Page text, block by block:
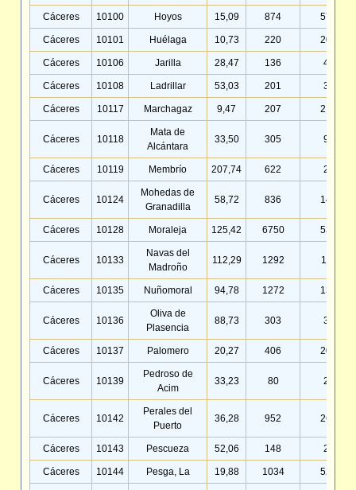
Cáceres 10100 Hoyos 15,09 874 57,90
Cáceres 10101 Huélaga 10,73 220 20,50
Cáceres 10106 Jarilla 28,47 136 4,78
Cáceres 10108 Ladrillar 53,03 201 3,79
Cáceres 10117 Marchagaz 9,47 207 21,85
Cáceres 10118
Mata de
Alcántara
33,50 305 9,10
Cáceres 10119 Membrío 207,74 622 2,99
Cáceres 10124
Mohedas de
Granadilla
58,72 836 14,24
Cáceres 10128 Moraleja 125,42 6750 53,82
Cáceres 10133
Navas del
Madroño
112,29 1292 11,51
Cáceres 10135 Nuñomoral 94,78 1272 13,42
Cáceres 10136
Oliva de
Plasencia
88,73 303 3,41
Cáceres 10137 Palomero 20,27 406 20,03
Cáceres 10139
Pedroso de
Acim
33,23 80 2,41
Cáceres 10142
Perales del
Puerto
36,28 952 26,24
Cáceres 10143 Pescueza 52,06 148 2,84
Cáceres 10144 Pesga, La 19,88 1034 52,00